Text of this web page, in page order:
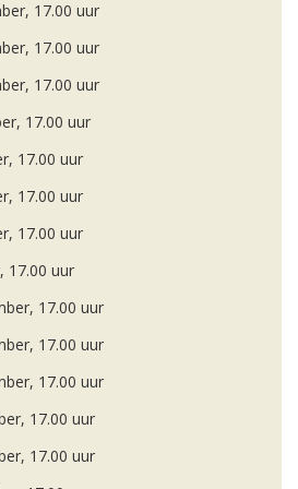
17.00 uur
17.00 uur
17.00 uur
17.00 uur
17.00 uur
17.00 uur
17.00 uur
17.00 uur
17.00 uur
17.00 uur
17.00 uur
17.00 uur
17.00 uur